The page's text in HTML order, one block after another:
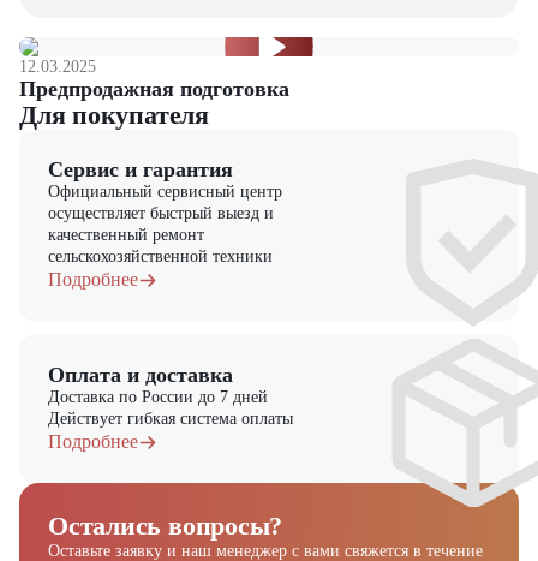
12.03.2025
Предпродажная подготовка
Для покупателя
Сервис и гарантия
Официальный сервисный центр
осуществляет быстрый выезд и
качественный ремонт
сельскохозяйственной техники
Подробнее
Оплата и доставка
Доставка по России до 7 дней
Действует гибкая система оплаты
Подробнее
Остались вопросы?
Оставьте заявку и наш менеджер с вами свяжется в течение